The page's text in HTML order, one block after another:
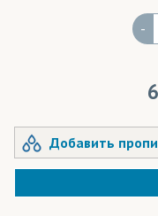
-
Добавить